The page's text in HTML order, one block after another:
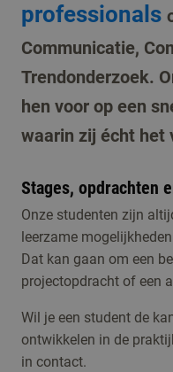
professionals
Communicatie,
Trendonderzoek.
hen voor op een
waarin zij écht het
Stages, opdrachten
Onze studenten zijn
leerzame
Dat kan gaan om een
projectopdracht of een
Wil je een student de
ontwikkelen in de
in contact.